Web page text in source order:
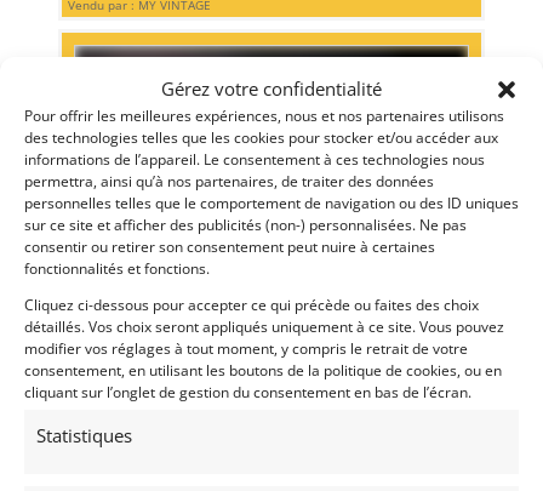
Gérez votre confidentialité
Pour offrir les meilleures expériences, nous et nos partenaires utilisons
des technologies telles que les cookies pour stocker et/ou accéder aux
informations de l’appareil. Le consentement à ces technologies nous
permettra, ainsi qu’à nos partenaires, de traiter des données
personnelles telles que le comportement de navigation ou des ID uniques
sur ce site et afficher des publicités (non-) personnalisées. Ne pas
consentir ou retirer son consentement peut nuire à certaines
fonctionnalités et fonctions.
Cliquez ci-dessous pour accepter ce qui précède ou faites des choix
détaillés. Vos choix seront appliqués uniquement à ce site. Vous pouvez
modifier vos réglages à tout moment, y compris le retrait de votre
consentement, en utilisant les boutons de la politique de cookies, ou en
cliquant sur l’onglet de gestion du consentement en bas de l’écran.
Statistiques
Vendu par : MY VINTAGE
PORSCHE 911S SWB [VENDU]
(69) RHôNE
Vends PORSCHE 911S 2.0 de 1967. Châssis n° 307146S.